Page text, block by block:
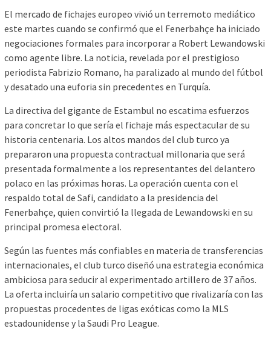
El mercado de fichajes europeo vivió un terremoto mediático
este martes cuando se confirmó que el Fenerbahçe ha iniciado
negociaciones formales para incorporar a Robert Lewandowski
como agente libre. La noticia, revelada por el prestigioso
periodista Fabrizio Romano, ha paralizado al mundo del fútbol
y desatado una euforia sin precedentes en Turquía.
La directiva del gigante de Estambul no escatima esfuerzos
para concretar lo que sería el fichaje más espectacular de su
historia centenaria. Los altos mandos del club turco ya
prepararon una propuesta contractual millonaria que será
presentada formalmente a los representantes del delantero
polaco en las próximas horas. La operación cuenta con el
respaldo total de Safi, candidato a la presidencia del
Fenerbahçe, quien convirtió la llegada de Lewandowski en su
principal promesa electoral.
Según las fuentes más confiables en materia de transferencias
internacionales, el club turco diseñó una estrategia económica
ambiciosa para seducir al experimentado artillero de 37 años.
La oferta incluiría un salario competitivo que rivalizaría con las
propuestas procedentes de ligas exóticas como la MLS
estadounidense y la Saudi Pro League.